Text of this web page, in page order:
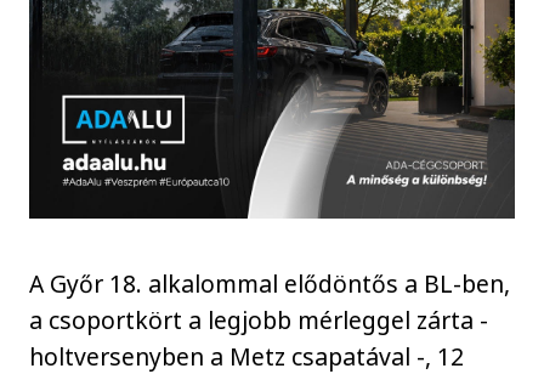
A Győr 18. alkalommal elődöntős a BL-ben,
a csoportkört a legjobb mérleggel zárta -
holtversenyben a Metz csapatával -, 12